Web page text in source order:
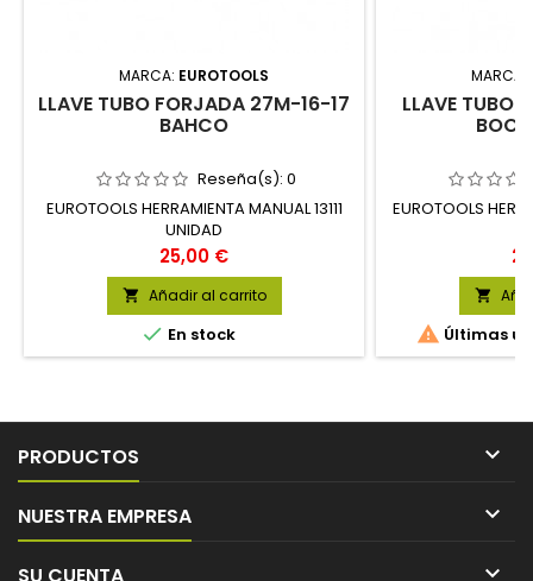
MARCA: EUROTOOLS
LLAVE TUBO FORJADA 27M-16-17
BAHCO
Reseña(s): 0
EUROTOOLS HERRAMIENTA MANUAL 13111
UNIDAD
Precio
25,00 €
 Añadir al carrito
 En stock
MARCA:
LLAVE TUBO
EUROTOOLS

 Últimas
PRODUCTOS 
NUESTRA EMPRESA 
